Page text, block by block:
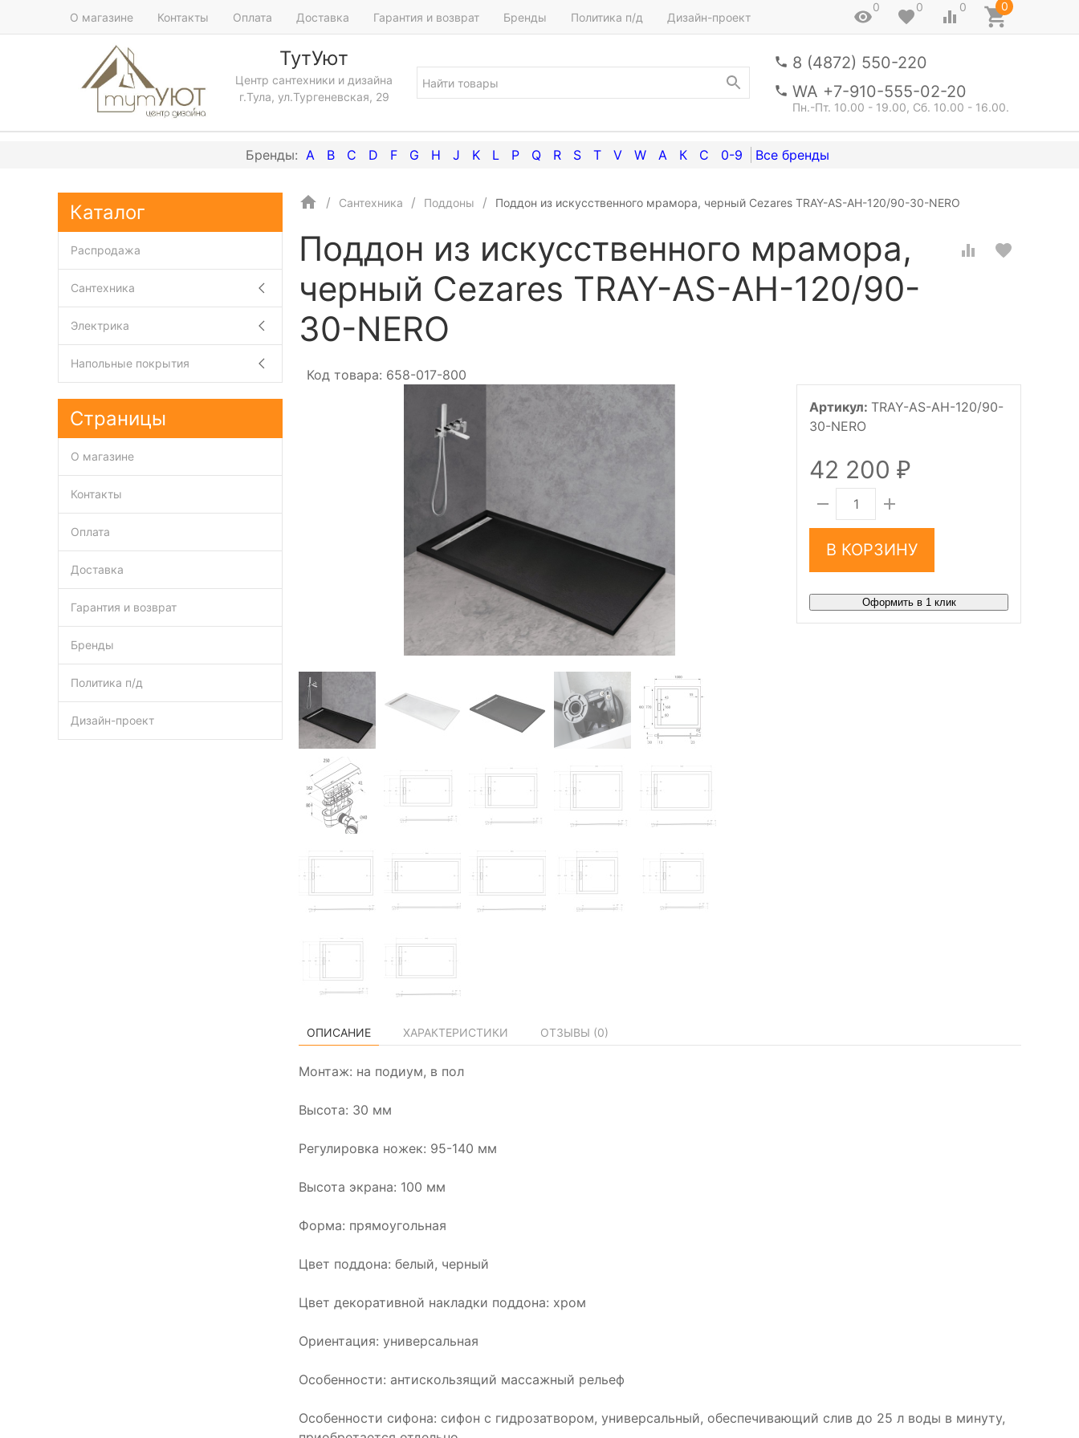
О магазине Контакты Оплата Доставка Гарантия и возврат Бренды Политика п/д Дизайн-проект
0 0 0 0
ТутУют
Центр сантехники и дизайна
г.Тула, ул.Тургеневская, 29
8 (4872) 550-220
WA +7-910-555-02-20
Пн.-Пт. 10.00 - 19.00, Сб. 10.00 - 16.00.
A B C D F G H J K L P Q R S T V W А К С 0-9
Сантехника Поддоны Поддон из искусственного мрамора, черный Cezares TRAY-AS-AH-120/90-30-NERO
Поддон из искусственного мрамора,
черный Cezares TRAY-AS-AH-120/90-
30-NERO
Код товара: 658-017-800
Артикул: TRAY-AS-AH-120/90-
30-NERO
42 200 ₽
В КОРЗИНУ
Оформить в 1 клик
ОПИСАНИЕ ХАРАКТЕРИСТИКИ ОТЗЫВЫ (0)
Монтаж: на подиум, в пол
Высота: 30 мм
Регулировка ножек: 95-140 мм
Высота экрана: 100 мм
Форма: прямоугольная
Цвет поддона: белый, черный
Цвет декоративной накладки поддона: хром
Ориентация: универсальная
Особенности: антискользящий массажный рельеф
Особенности сифона: сифон с гидрозатвором, универсальный, обеспечивающий слив до 25 л воды в минуту,
Каталог
Распродажа
Сантехника
Электрика
Напольные покрытия
Страницы
О магазине
Контакты
Оплата
Доставка
Гарантия и возврат
Бренды
Политика п/д
Дизайн-проект